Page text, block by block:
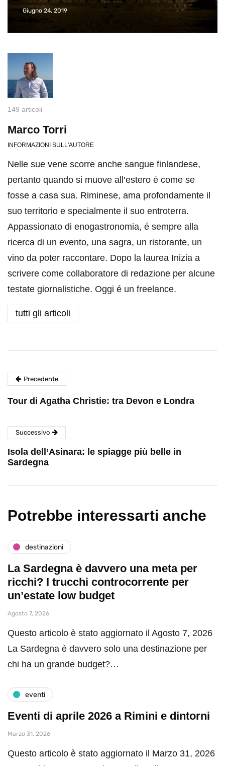
Giugno 24, 2019
149 articoli
Marco Torri
INFORMAZIONI SULL'AUTORE
Nelle sue vene scorre anche sangue finlandese,
pertanto quando si muove all’estero é come se
fosse a casa sua. Riminese, ama profondamente il
suo territorio e specialmente il suo entroterra.
Appassionato di enogastronomia, é sempre alla
ricerca di un evento, una sagra, un ristorante, un
vino da poter raccontare. Dopo la laurea Inizia a
scrivere come collaboratore di redazione per alcune
testate giornalistiche. Oggi é un freelance.
tutti gli articoli
Precedente
Tour di Agatha Christie: tra Devon e Londra
Successivo
Isola dell’Asinara: le spiagge più belle in
Sardegna
Potrebbe interessarti anche
destinazioni
La Sardegna è davvero una meta per
ricchi? I trucchi controcorrente per
un’estate low budget
Agosto 7, 2026
Questo articolo è stato aggiornato il Agosto 7, 2026
La Sardegna è davvero solo una destinazione per
chi ha un grande budget?…
eventi
Eventi di aprile 2026 a Rimini e dintorni
Marzo 31, 2026
Questo articolo è stato aggiornato il Marzo 31, 2026